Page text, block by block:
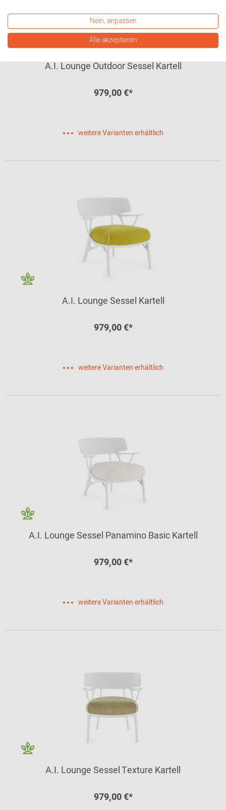
A.I. Lounge Outdoor Sessel Kartell
979,00 €*
weitere Varianten erhältlich
A.I. Lounge Sessel Kartell
979,00 €*
weitere Varianten erhältlich
A.I. Lounge Sessel Panamino Basic Kartell
979,00 €*
weitere Varianten erhältlich
A.I. Lounge Sessel Texture Kartell
979,00 €*
Nein, anpassen
Alle akzeptieren